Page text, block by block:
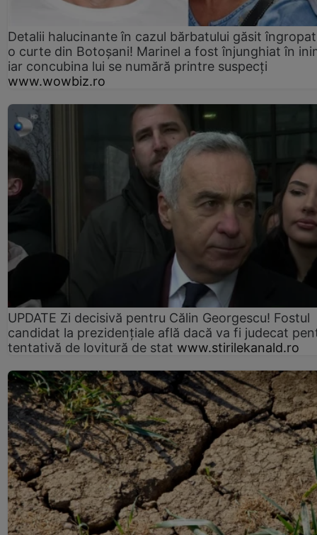
Detalii halucinante în cazul bărbatului găsit
o curte din Botoșani! Marinel a fost înjunghiat în
iar concubina lui se numără printre suspecți
www.wowbiz.ro
UPDATE Zi decisivă pentru Călin Georgescu! Fostul
candidat la prezidențiale află dacă va fi judecat
tentativă de lovitură de stat www.stirilekanald.ro